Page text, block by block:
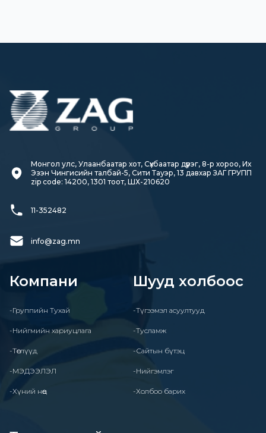
Монгол улс, Улаанбаатар хот, Сүхбаатар дүүрэг, 8-р хороо, Их
Эзэн Чингисийн талбай-5, Сити Тауэр, 13 давхар ЗАГ ГРУПП
zip code: 14200, 1301 тоот, ШХ-210620
11-352482
info@zag.mn
Компани
-Группийн Тухай
-Нийгмийн хариуцлага
-Төслүүд
-МЭДЭЭЛЭЛ
-Хүний нөөц
Шууд холбоос
-Түгээмэл асуултууд
-Тусламж
-Сайтын бүтэц
-Нийгэмлэг
-Холбоо барих